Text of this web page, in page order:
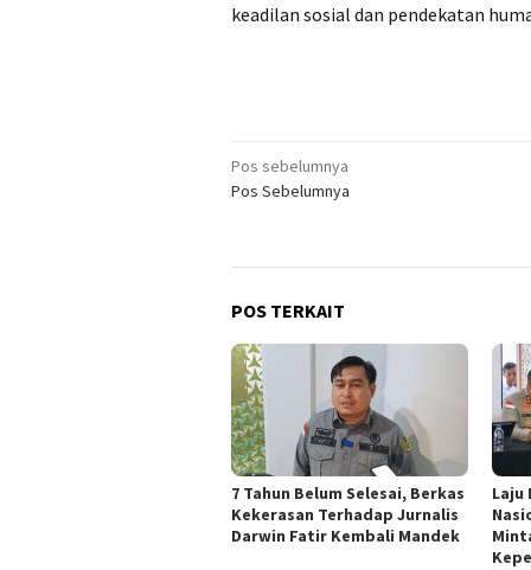
keadilan sosial dan pendekatan
Navigasi
pos
Pos sebelumnya
Pos Sebelumnya
POS TERKAIT
7 Tahun Belum Selesai, Berkas
Kekerasan Terhadap Jurnalis
Darwin Fatir Kembali Mandek
Laju